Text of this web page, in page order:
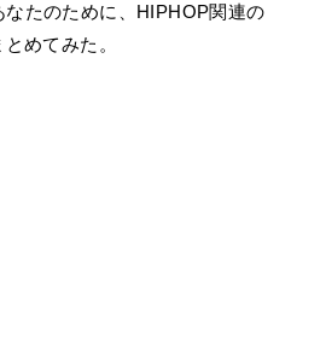
たのために、HIPHOP関連の
めてみた。